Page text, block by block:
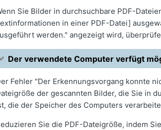
Sie Bilder in durchsuchbare PDF-
in einer PDF-Datei]
werden." angezeigt wird,
Der verwendete Computer verfügt
Fehler "Der Erkennungsvorgang konnte
der gescannten Bilder, die Sie in
die der Speicher des Computers
Sie die PDF-Dateigröße, indem